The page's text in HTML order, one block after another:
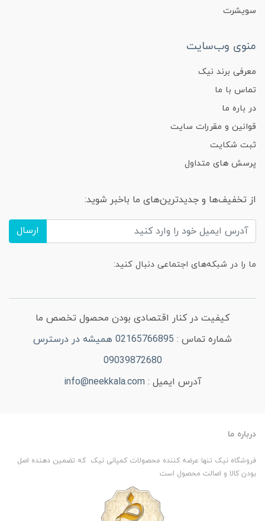
سویشرت
منوی وب‌سایت
معرفی برند نیک
تماس با ما
در باره ما
قوانین و مقررات سایت
ثبت شکایت
پرسش های متداول
از تخفیف‌ها و جدیدترین‌های ما باخبر شوید:
ارسال
ما را در شبکه‌های اجتماعی دنبال کنید:
کیفیت در کنار اقتصادی بودن محصول تخصص ما
شماره تماس :
02165766895 همیشه در درسترس
09039872680
آدرس ایمیل : info@neekkala.com
درباره ما
فروشگاه نیک تنها عرضه کننده محصولات کمپانی نیک که تضمین دهنده اصل
بودن کالا و اصالت محصول است